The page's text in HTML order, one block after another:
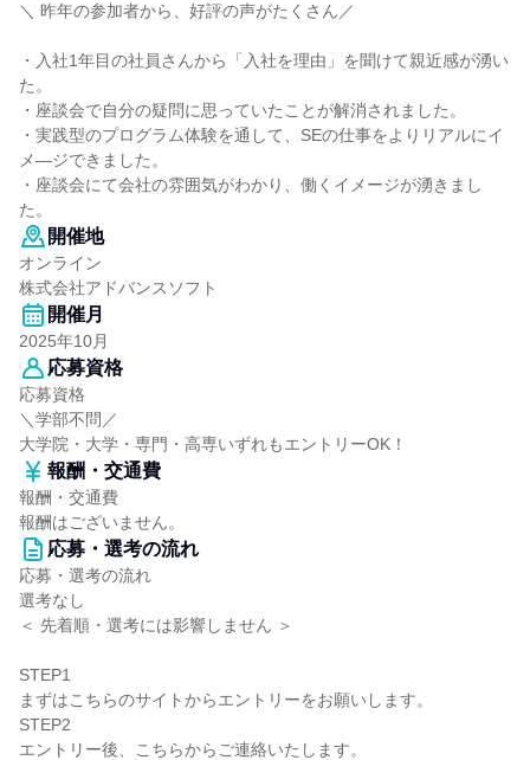
＼ 昨年の参加者から、好評の声がたくさん／
・入社1年目の社員さんから「入社を理由」を聞けて親近感が湧い
た。
・座談会で自分の疑問に思っていたことが解消されました。
・実践型のプログラム体験を通して、SEの仕事をよりリアルにイ
メ―ジできました。
・座談会にて会社の雰囲気がわかり、働くイメージが湧きまし
た。
開催地
オンライン
株式会社アドバンスソフト
開催月
2025年10月
応募資格
応募資格
＼学部不問／
大学院・大学・専門・高専いずれもエントリーOK！
報酬・交通費
報酬・交通費
報酬はございません。
応募・選考の流れ
応募・選考の流れ
選考なし
＜ 先着順・選考には影響しません ＞
STEP1
まずはこちらのサイトからエントリーをお願いします。
STEP2
エントリー後、こちらからご連絡いたします。